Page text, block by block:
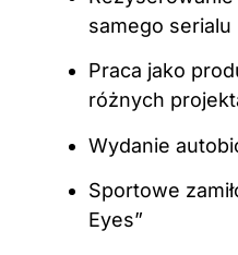
samego serialu
Praca jako
różnych
Wydanie
Sportowe
Eyes”